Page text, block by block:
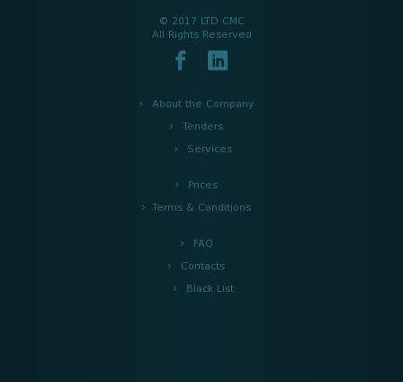
© 2017 LTD CMC
All Rights Reserved
About the Company
Tenders
Services
Prices
Terms & Conditions
FAQ
Contacts
Black List